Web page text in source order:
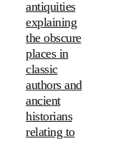
antiquities
explaining
the obscure
places in
classic
authors and
ancient
historians
relating to